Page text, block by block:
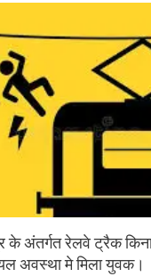
के अंतर्गत रेलवे ट्रैक
अवस्था मे मिला युवक।